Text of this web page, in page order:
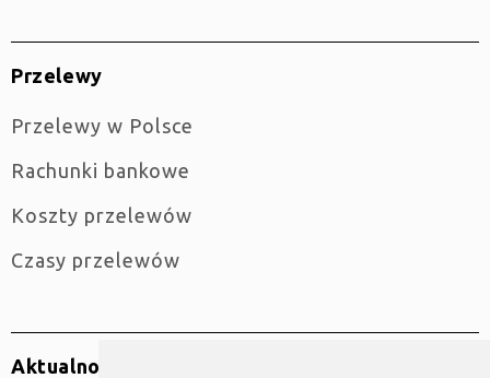
Przelewy
Przelewy w Polsce
Rachunki bankowe
Koszty przelewów
Czasy przelewów
Aktualności